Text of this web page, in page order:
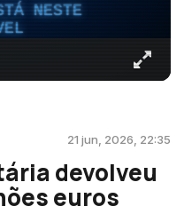
NESTE
21 jun, 2026, 22:35
devolveu
euros